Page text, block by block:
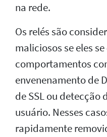
na rede.
Os relés são
maliciosos se eles
comportamentos
envenenamento de
de SSL ou detecção
usuário. Nesses
rapidamente